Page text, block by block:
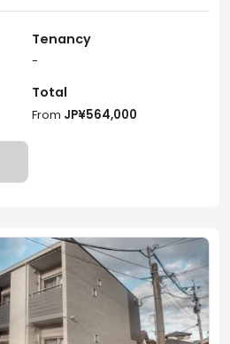
Tenancy
-
Total
From JP¥564,000